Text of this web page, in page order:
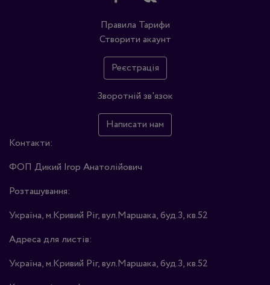
Правила Тарифи
Створити акаунт
Реєстрація
Зворотній зв'язок
Написати нам
Контакти:
ФОП Дикий Ігор Анатолійович
Розташування:
Україна, м.Кривий Ріг, вул.Маршака, буд.3, кв.52
Адреса для листів:
Україна, м.Кривий Ріг, вул.Маршака, буд.3, кв.52